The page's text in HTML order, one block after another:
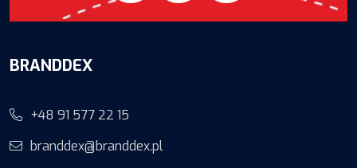
BRANDDEX
+48 91 577 22 15
branddex@branddex.pl